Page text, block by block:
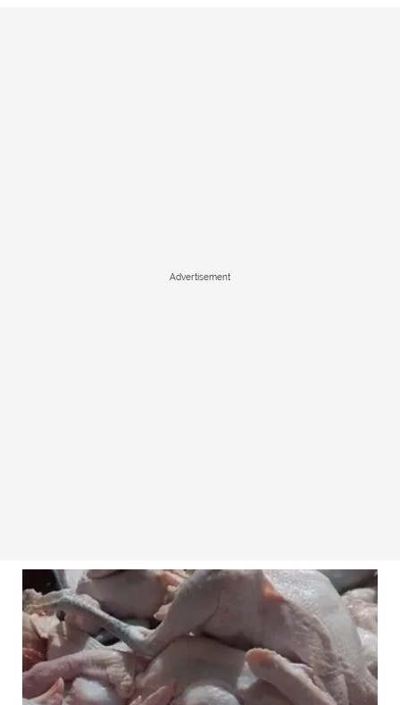
Advertisement